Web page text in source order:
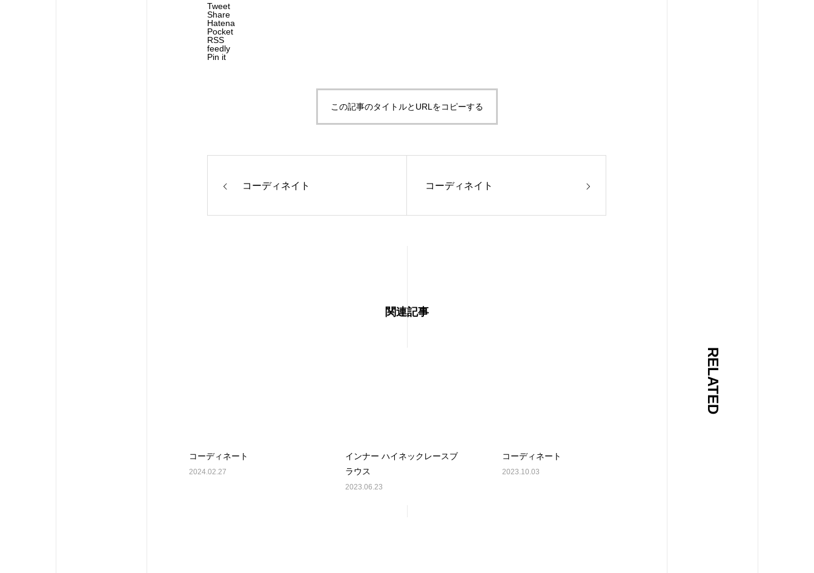
Tweet
Share
Hatena
Pocket
RSS
feedly
Pin it
この記事のタイトルとURLをコピーする
コーディネイト コーディネイト
RELATED
関連記事
コーディネート
2024.02.27
インナー ハイネックレースブ
ラウス
2023.06.23
コーディネート
2023.10.03